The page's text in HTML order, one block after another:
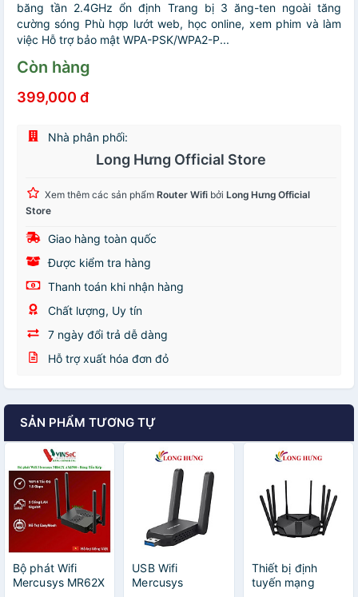
băng tần 2.4GHz ổn định Trang bị 3 ăng-ten ngoài tăng
cường sóng Phù hợp lướt web, học online, xem phim và làm
việc Hỗ trợ bảo mật WPA-PSK/WPA2-P...
Còn hàng
399,000 đ
Nhà phân phối:
Long Hưng Official Store
Xem thêm các sản phẩm Router Wifi bởi Long Hưng Official
Store
Giao hàng toàn quốc
Được kiểm tra hàng
Thanh toán khi nhận hàng
Chất lượng, Uy tín
7 ngày đổi trả dễ dàng
Hỗ trợ xuất hóa đơn đỏ
SẢN PHẨM TƯƠNG TỰ
Bộ phát Wifi
Mercusys MR62X
USB Wifi
Mercusys
Thiết bị định
tuyến mạng